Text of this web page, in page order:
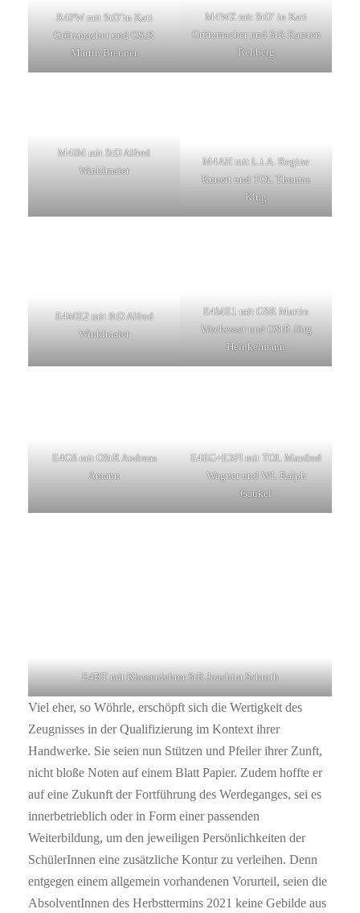
R4PW mit StD’in Kati
Grützmacher und OStR
Martin Breuner
M4WZ mit StD‘ in Kati
Grützmacher und StR Karsten
Rehberg
M4IM mit StD Alfred
Winklmaier
M4AH mit L.i.A. Regine
Kunert und TOL Thomas
Klug
E4ME2 mit StD Alfred
Winklmaier
E4ME1 mit GSR Martin
Weckesser und OStR Jörg
Heinkelmann
E4GS mit OStR Andreas
Amann
E4EG+E3FI mit TOL Manfred
Wagner und WL Ralph
Gaukel
E4BT mit Klassenlehrer StR Joachim Schroth
Viel eher, so Wöhrle, erschöpft sich die Wertigkeit des
Zeugnisses in der Qualifizierung im Kontext ihrer
Handwerke. Sie seien nun Stützen und Pfeiler ihrer Zunft,
nicht bloße Noten auf einem Blatt Papier. Zudem hoffte er
auf eine Zukunft der Fortführung des Werdeganges, sei es
innerbetrieblich oder in Form einer passenden
Weiterbildung, um den jeweiligen Persönlichkeiten der
SchülerInnen eine zusätzliche Kontur zu verleihen. Denn
entgegen einem allgemein vorhandenen Vorurteil, seien die
AbsolventInnen des Herbsttermins 2021 keine Gebilde aus